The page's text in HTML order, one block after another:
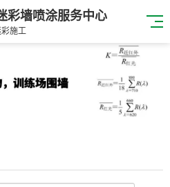
彩墙喷涂服务中心
施工